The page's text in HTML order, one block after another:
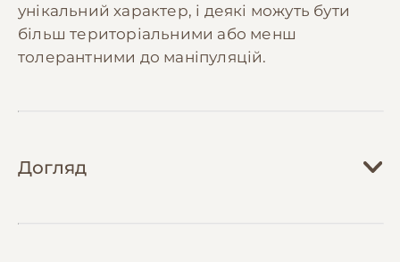
унікальний характер, і деякі можуть бути
більш територіальними або менш
толерантними до маніпуляцій.
Догляд